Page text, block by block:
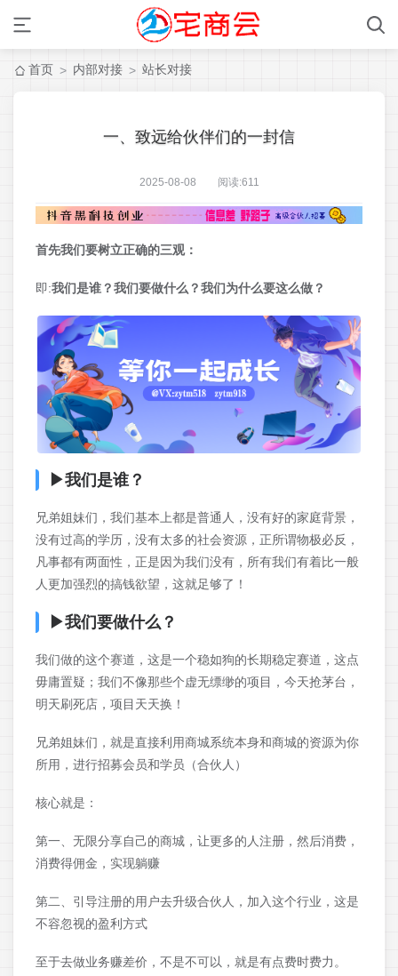
首页 > 内部对接 > 站长对接
一、致远给伙伴们的一封信
2025-08-08 阅读:611
首先我们要树立正确的三观：
即:我们是谁？我们要做什么？我们为什么要这么做？
▶我们是谁？
兄弟姐妹们，我们基本上都是普通人，没有好的家庭背景，
没有过高的学历，没有太多的社会资源，正所谓物极必反，
凡事都有两面性，正是因为我们没有，所有我们有着比一般
人更加强烈的搞钱欲望，这就足够了！
▶我们要做什么？
我们做的这个赛道，这是一个稳如狗的长期稳定赛道，这点
毋庸置疑；我们不像那些个虚无缥缈的项目，今天抢茅台，
明天刷死店，项目天天换！
兄弟姐妹们，就是直接利用商城系统本身和商城的资源为你
所用，进行招募会员和学员（合伙人）
核心就是：
第一、无限分享自己的商城，让更多的人注册，然后消费，
消费得佣金，实现躺赚
第二、引导注册的用户去升级合伙人，加入这个行业，这是
不容忽视的盈利方式
至于去做业务赚差价，不是不可以，就是有点费时费力。